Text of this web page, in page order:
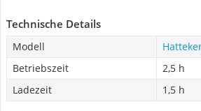
Technische Details
Modell
Betriebszeit
2,5 h
Ladezeit
1,5 h